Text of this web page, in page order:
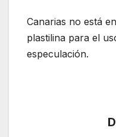
Canarias no está
plastilina para el
especulación.